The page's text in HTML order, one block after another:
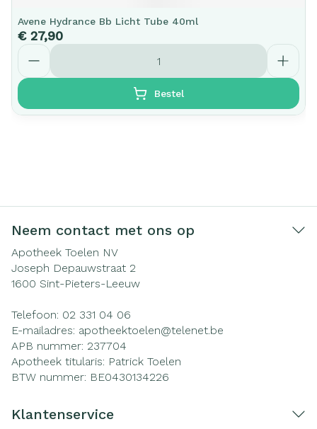
Avene Hydrance Bb Licht Tube 40ml
€ 27,90
Aantal
Bestel
Neem contact met ons op
Apotheek Toelen NV
Joseph Depauwstraat 2
1600 Sint-Pieters-Leeuw
Telefoon: 02 331 04 06
E-mailadres: apotheektoelen@telenet.be
APB nummer: 237704
Apotheek titularis: Patrick Toelen
BTW nummer: BE0430134226
Klantenservice